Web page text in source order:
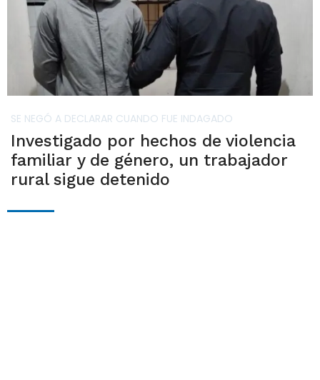
SE NEGÓ A DECLARAR CUANDO FUE INDAGADO
Investigado por hechos de violencia
familiar y de género, un trabajador
rural sigue detenido